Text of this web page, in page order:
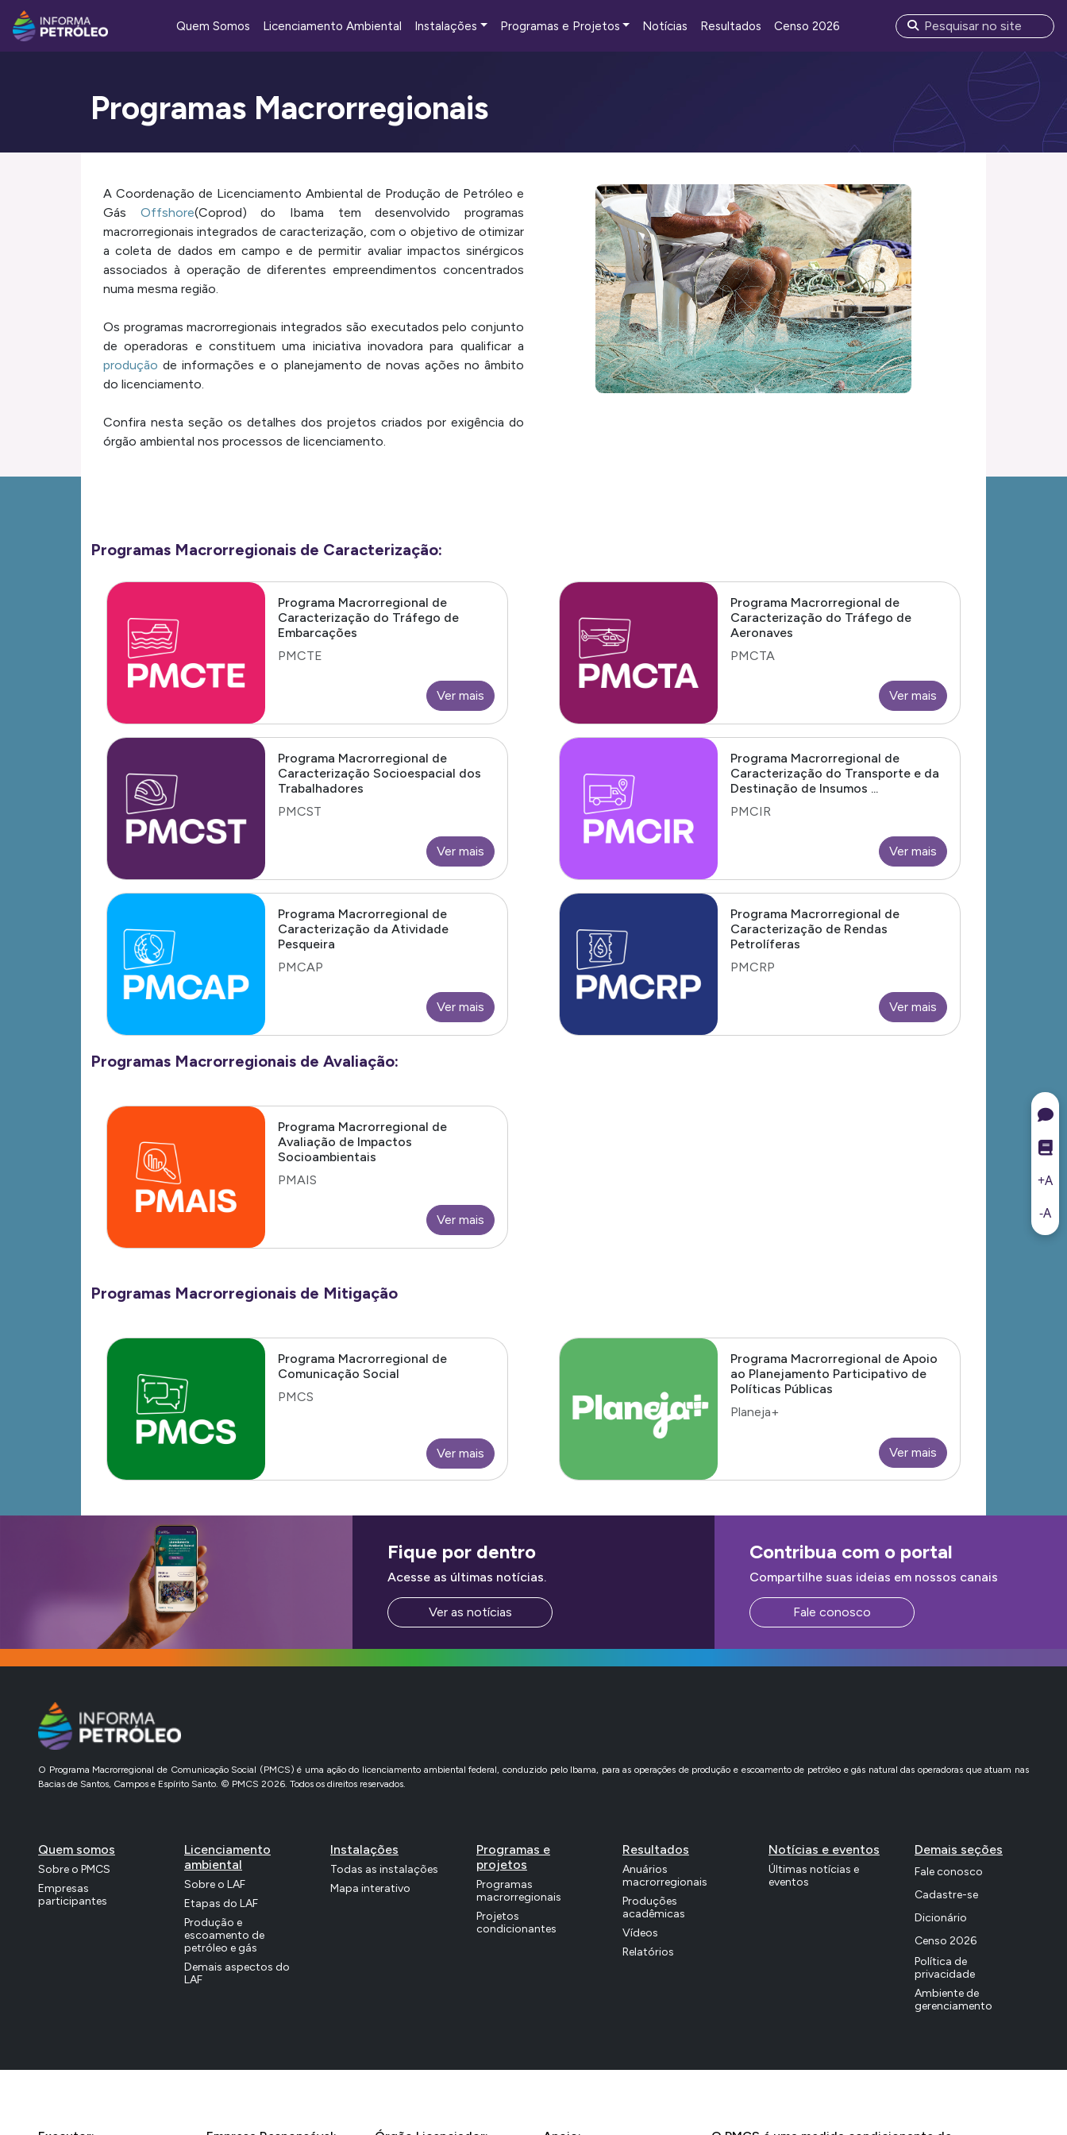
Quem Somos Licenciamento Ambiental Instalações Programas e Projetos Notícias Resultados Censo 2026
Programas Macrorregionais
A Coordenação de Licenciamento Ambiental de Produção de Petróleo e
Gás Offshore(Coprod) do Ibama tem desenvolvido programas
macrorregionais integrados de caracterização, com o objetivo de otimizar
a coleta de dados em campo e de permitir avaliar impactos sinérgicos
associados à operação de diferentes empreendimentos concentrados
numa mesma região.
Os programas macrorregionais integrados são executados pelo conjunto
de operadoras e constituem uma iniciativa inovadora para qualificar a
produção de informações e o planejamento de novas ações no âmbito
do licenciamento.
Confira nesta seção os detalhes dos projetos criados por exigência do
órgão ambiental nos processos de licenciamento.
Programas Macrorregionais de Caracterização:
Programa Macrorregional de
Caracterização do Tráfego de
Embarcações
PMCTE
Ver mais
Programa Macrorregional de
Caracterização Socioespacial dos
Trabalhadores
PMCST
Ver mais
Programa Macrorregional de
Caracterização da Atividade
Pesqueira
PMCAP
Ver mais
Programa Macrorregional de
Caracterização do Tráfego de
Aeronaves
PMCTA
Ver mais
Programa Macrorregional de
Caracterização do Transporte e da
Destinação de Insumos ...
PMCIR
Ver mais
Programa Macrorregional de
Caracterização de Rendas
Petrolíferas
PMCRP
Ver mais
Programas Macrorregionais de Avaliação:
Programa Macrorregional de
Avaliação de Impactos
Socioambientais
PMAIS
Ver mais
Programas Macrorregionais de Mitigação
Programa Macrorregional de
Comunicação Social
PMCS
Ver mais
Programa Macrorregional de Apoio
ao Planejamento Participativo de
Políticas Públicas
Planeja+
Ver mais
Fique por dentro
Acesse as últimas notícias.
Ver as notícias
Contribua com o portal
Compartilhe suas ideias em nossos canais
Fale conosco
+A
-A
O Programa Macrorregional de Comunicação Social (PMCS) é uma ação do licenciamento ambiental federal, conduzido pelo Ibama, para as operações de produção e escoamento de petróleo e gás natural das operadoras que atuam nas
Bacias de Santos, Campos e Espírito Santo. © PMCS 2026. Todos os direitos reservados.
Quem somos
Sobre o PMCS
Empresas
participantes
Licenciamento
ambiental
Sobre o LAF
Etapas do LAF
Produção e
escoamento de
petróleo e gás
Demais aspectos do
LAF
Instalações
Todas as instalações
Mapa interativo
Programas e
projetos
Programas
macrorregionais
Projetos
condicionantes
Resultados
Anuários
macrorregionais
Produções
acadêmicas
Vídeos
Relatórios
Notícias e eventos
Últimas notícias e
eventos
Demais seções
Fale conosco
Cadastre-se
Dicionário
Censo 2026
Política de
privacidade
Ambiente de
gerenciamento